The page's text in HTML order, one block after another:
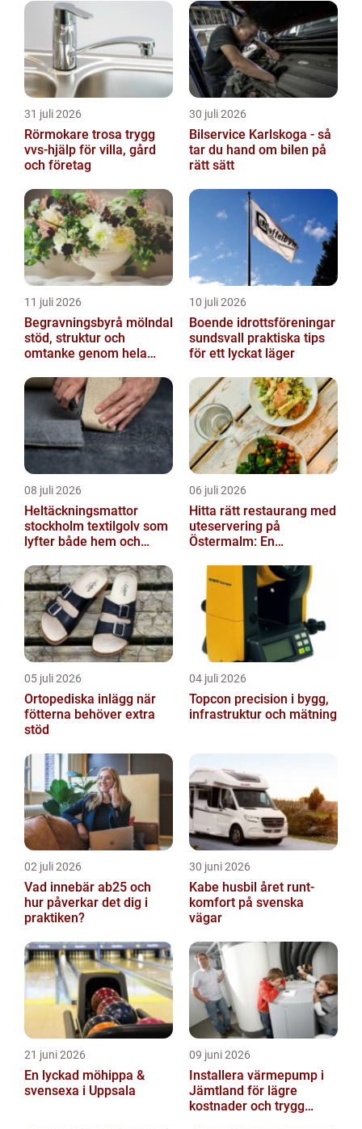
31 juli 2026
Rörmokare trosa trygg
vvs-hjälp för villa, gård
och företag
30 juli 2026
Bilservice Karlskoga - så
tar du hand om bilen på
rätt sätt
11 juli 2026
Begravningsbyrå mölndal
stöd, struktur och
omtanke genom hela
10 juli 2026
Boende idrottsföreningar
sundsvall praktiska tips
för ett lyckat läger
08 juli 2026
Heltäckningsmattor
stockholm textilgolv som
lyfter både hem och
06 juli 2026
Hitta rätt restaurang med
uteservering på
Östermalm: En
i solen
05 juli 2026
Ortopediska inlägg när
fötterna behöver extra
stöd
04 juli 2026
Topcon precision i bygg,
infrastruktur och mätning
02 juli 2026
Vad innebär ab25 och
hur påverkar det dig i
praktiken?
30 juni 2026
Kabe husbil året runt-
komfort på svenska
vägar
21 juni 2026
En lyckad möhippa &
svensexa i Uppsala
09 juni 2026
Installera värmepump i
Jämtland för lägre
kostnader och trygg